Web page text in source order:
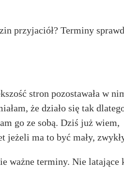
przyjaciół? Terminy
stron pozostawała w
że działo się tak
go ze sobą. Dziś już wiem,
jeżeli ma to być mały,
ważne terminy. Nie latające